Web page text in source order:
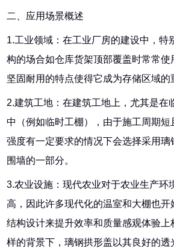
二、应用场景概述
1.工业领域：在工业厂房的建设中，特
构的场合如仓库货架顶部覆盖时常常
坚固耐用的特点使得它成为存储区域的
2.建筑工地：在建筑工地上，尤其是在
中（例如临时工棚），由于施工周期短
强度有一定要求的情况下会选择采用
围墙的一部分。
3.农业设施：现代农业对于农业生产环
高，因此许多现代化的温室和大棚也开
结构设计来提升效率和质量感观体验
样的背景下，璃钢拱形盖以其良好的透